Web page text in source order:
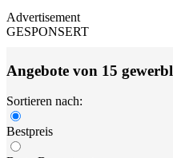
Advertisement
GESPONSERT
Angebote von 15
Sortieren nach:
Bestpreis